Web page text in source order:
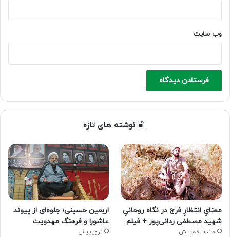
وب‌ سایت
نوشته های تازه
معنایِ انتظارِ فرج در نگاه روحانیِ
شهید مصطفی ردانی‌پور + فیلم
20 دقیقه پیش
اربعین حسینی؛ جلوه‌ای از پیوند
عاشورا و فرهنگ مهدویت
1 روز پیش